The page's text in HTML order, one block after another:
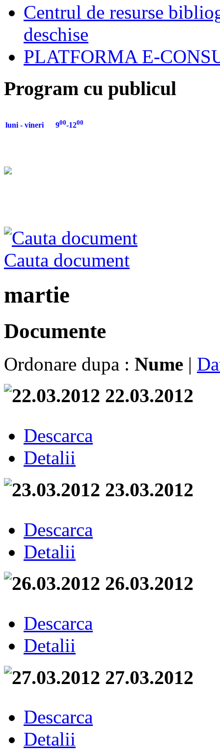
Centrul de resurse
deschise
PLATFORMA E-
Program cu publicul
luni - vineri 900-1200
Cauta document
martie
Documente
Ordonare dupa : Nume |
22.03.2012
Descarca
Detalii
23.03.2012
Descarca
Detalii
26.03.2012
Descarca
Detalii
27.03.2012
Descarca
Detalii